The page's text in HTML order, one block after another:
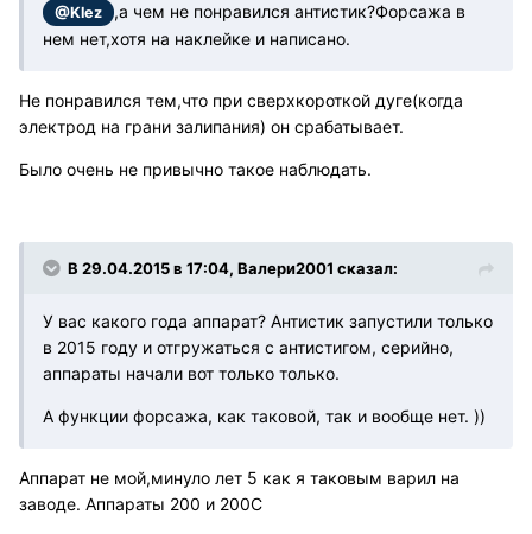
@Klez
,а чем не понравился антистик?Форсажа в
нем нет,хотя на наклейке и написано.
Не понравился тем,что при сверхкороткой дуге(когда
электрод на грани залипания) он срабатывает.
Было очень не привычно такое наблюдать.
В 29.04.2015 в 17:04, Валери2001 сказал:
У вас какого года аппарат? Антистик запустили только
в 2015 году и отгружаться с антистигом, серийно,
аппараты начали вот только только.
А функции форсажа, как таковой, так и вообще нет. ))
Аппарат не мой,минуло лет 5 как я таковым варил на
заводе. Аппараты 200 и 200С